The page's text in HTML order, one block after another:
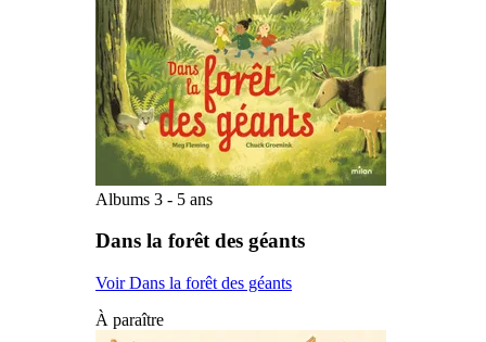
Albums 3 - 5 ans
Dans la forêt des géants
Voir Dans la forêt des géants
À paraître